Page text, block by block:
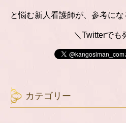
と悩む新人看護師が、参考に
＼Twitterでも
カテゴリー